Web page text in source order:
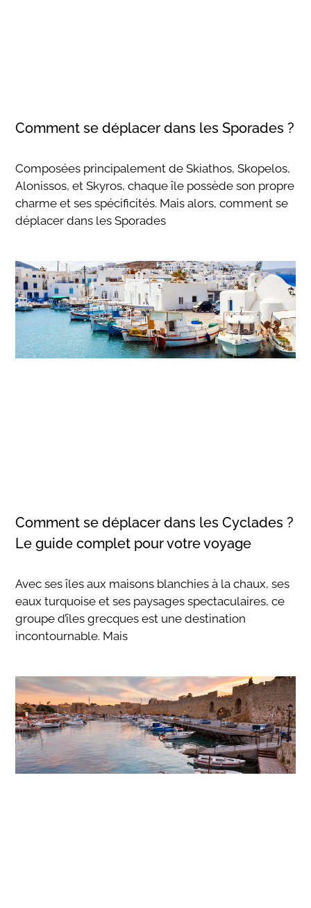
Comment se déplacer dans les Sporades ?
Composées principalement de Skiathos, Skopelos,
Alonissos, et Skyros, chaque île possède son propre
charme et ses spécificités. Mais alors, comment se
déplacer dans les Sporades
Comment se déplacer dans les Cyclades ?
Le guide complet pour votre voyage
Avec ses îles aux maisons blanchies à la chaux, ses
eaux turquoise et ses paysages spectaculaires, ce
groupe d’îles grecques est une destination
incontournable. Mais